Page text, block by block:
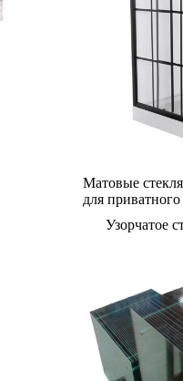
Матовые
для
Узорчатое